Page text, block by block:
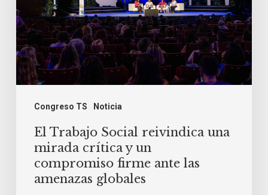
Congreso TS Noticia
compromiso
firme
ante
las
amenazas
El Trabajo Social reivindica una
mirada crítica y un
compromiso firme ante las
amenazas globales